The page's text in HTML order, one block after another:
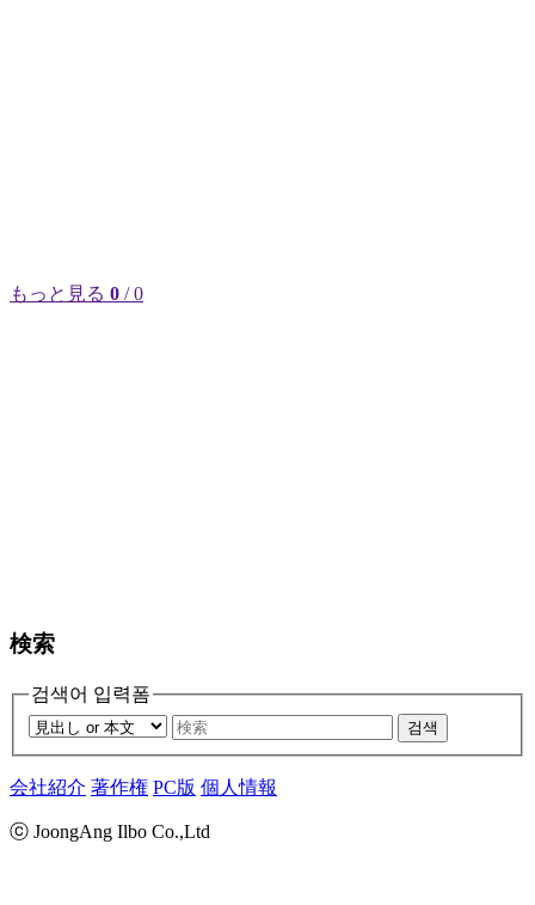
もっと見る 0 / 0
検索
검색어 입력폼
검색
会社紹介 著作権 PC版 個人情報
ⓒ JoongAng Ilbo Co.,Ltd